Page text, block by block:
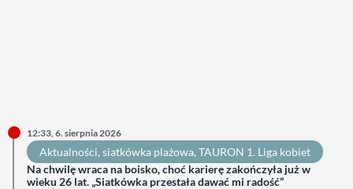
12:33, 6. sierpnia 2026
Aktualności, siatkówka plażowa, TAURON 1. Liga kobiet
Na chwilę wraca na boisko, choć karierę zakończyła już w
wieku 26 lat. „Siatkówka przestała dawać mi radość”